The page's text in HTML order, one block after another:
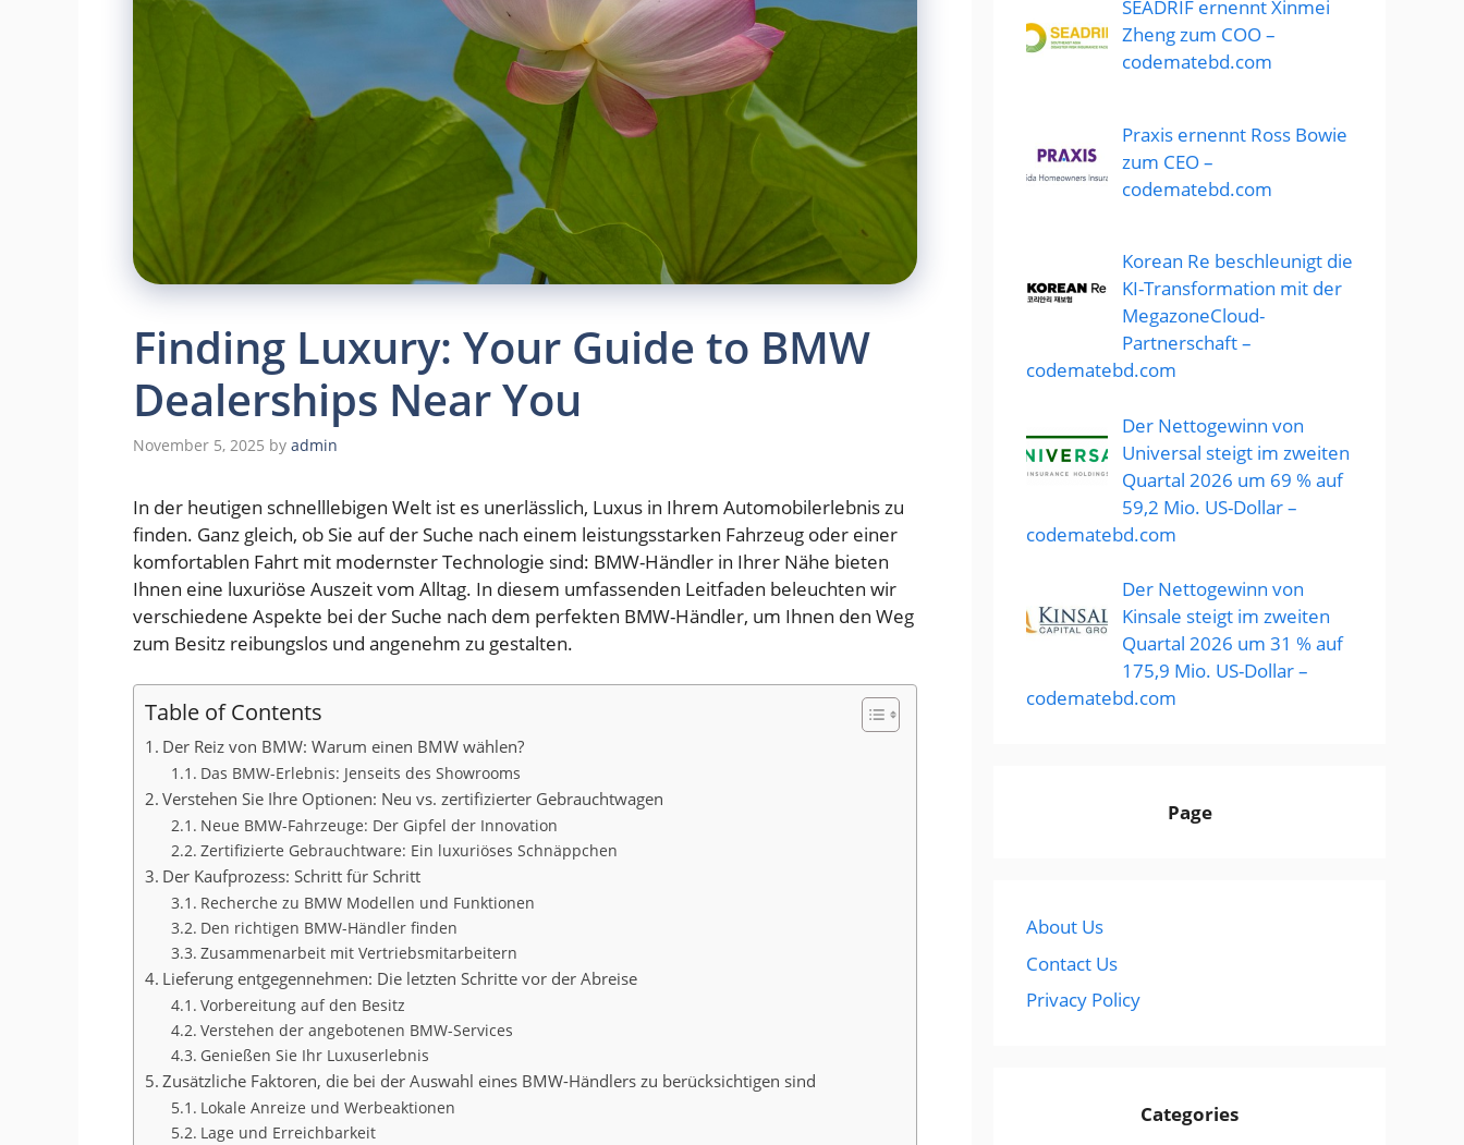
Finding Luxury: Your Guide to BMW
Dealerships Near You
November 5, 2025 by admin
In der heutigen schnelllebigen Welt ist es unerlässlich, Luxus in Ihrem Automobilerlebnis zu
finden. Ganz gleich, ob Sie auf der Suche nach einem leistungsstarken Fahrzeug oder einer
komfortablen Fahrt mit modernster Technologie sind: BMW-Händler in Ihrer Nähe bieten
Ihnen eine luxuriöse Auszeit vom Alltag. In diesem umfassenden Leitfaden beleuchten wir
verschiedene Aspekte bei der Suche nach dem perfekten BMW-Händler, um Ihnen den Weg
zum Besitz reibungslos und angenehm zu gestalten.
Table of Contents
Der Reiz von BMW: Warum einen BMW wählen?
Das BMW-Erlebnis: Jenseits des Showrooms
Verstehen Sie Ihre Optionen: Neu vs. zertifizierter Gebrauchtwagen
Neue BMW-Fahrzeuge: Der Gipfel der Innovation
Zertifizierte Gebrauchtware: Ein luxuriöses Schnäppchen
Der Kaufprozess: Schritt für Schritt
Recherche zu BMW Modellen und Funktionen
Den richtigen BMW-Händler finden
Zusammenarbeit mit Vertriebsmitarbeitern
Lieferung entgegennehmen: Die letzten Schritte vor der Abreise
Vorbereitung auf den Besitz
Verstehen der angebotenen BMW-Services
Genießen Sie Ihr Luxuserlebnis
Zusätzliche Faktoren, die bei der Auswahl eines BMW-Händlers zu berücksichtigen sind
Lokale Anreize und Werbeaktionen
Lage und Erreichbarkeit
SEADRIF ernennt Xinmei
Zheng zum COO –
codematebd.com
Praxis ernennt Ross Bowie
zum CEO –
codematebd.com
Korean Re beschleunigt die
KI-Transformation mit der
MegazoneCloud-
Partnerschaft –
codematebd.com
Der Nettogewinn von
Universal steigt im zweiten
Quartal 2026 um 69 % auf
59,2 Mio. US-Dollar –
codematebd.com
Der Nettogewinn von
Kinsale steigt im zweiten
Quartal 2026 um 31 % auf
175,9 Mio. US-Dollar –
codematebd.com
Page
About Us
Contact Us
Privacy Policy
Categories